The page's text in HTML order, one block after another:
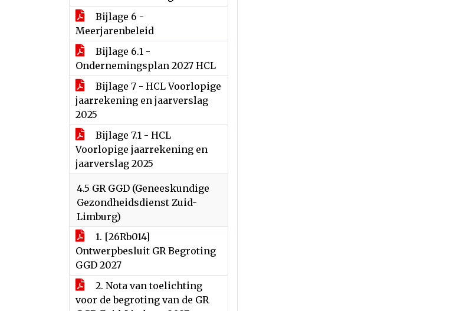
Bijlage 6 -
Meerjarenbeleid
Bijlage 6.1 -
Ondernemingsplan 2027 HCL
Bijlage 7 - HCL Voorlopige
jaarrekening en jaarverslag
2025
Bijlage 7.1 - HCL
Voorlopige jaarrekening en
jaarverslag 2025
4.5 GR GGD (Geneeskundige
Gezondheidsdienst Zuid-
Limburg)
1. [26Rb014]
Ontwerpbesluit GR Begroting
GGD 2027
2. Nota van toelichting
voor de begroting van de GR